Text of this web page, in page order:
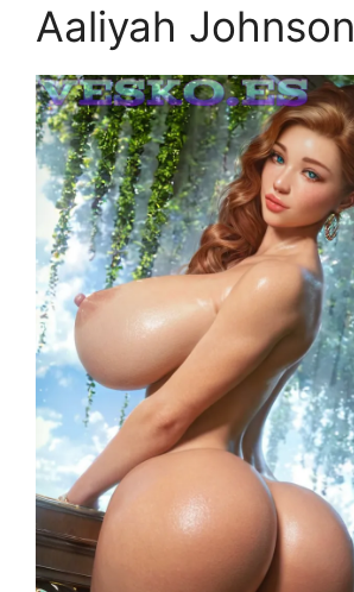
Aaliyah Johnson